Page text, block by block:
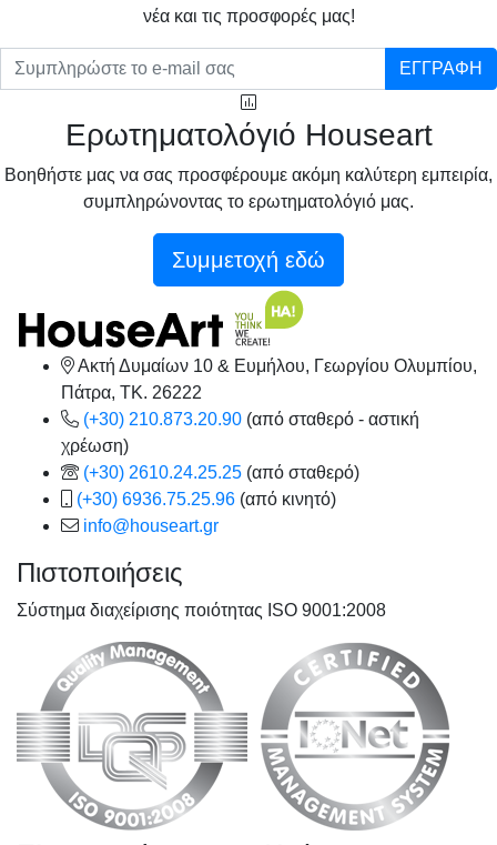
νέα και τις προσφορές μας!
ΕΓΓΡΑΦΗ
Ερωτηματολόγιό Houseart
Βοηθήστε μας να σας προσφέρουμε ακόμη καλύτερη εμπειρία,
συμπληρώνοντας το ερωτηματολόγιό μας.
Συμμετοχή εδώ
Ακτή Δυμαίων 10 & Ευμήλου, Γεωργίου Ολυμπίου,
Πάτρα, TK. 26222
(+30) 210.873.20.90 (από σταθερό - αστική
χρέωση)
(+30) 2610.24.25.25 (από σταθερό)
(+30) 6936.75.25.96 (από κινητό)
info@houseart.gr
Πιστοποιήσεις
Σύστημα διαχείρισης ποιότητας ISO 9001:2008